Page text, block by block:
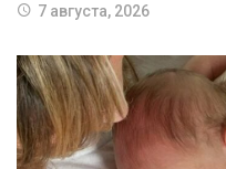
7 августа, 2026